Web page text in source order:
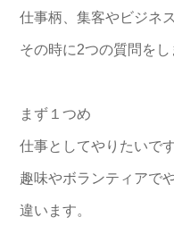
仕事柄、集客やビジネ
その時に2つの質問をし
まず１つめ
仕事としてやりたいで
趣味やボランティアで
違います。